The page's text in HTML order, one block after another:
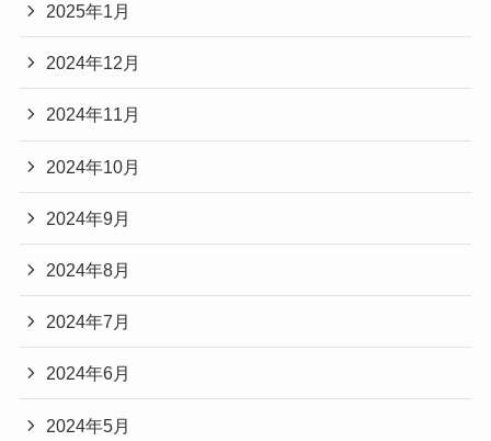
2025年1月
2024年12月
2024年11月
2024年10月
2024年9月
2024年8月
2024年7月
2024年6月
2024年5月